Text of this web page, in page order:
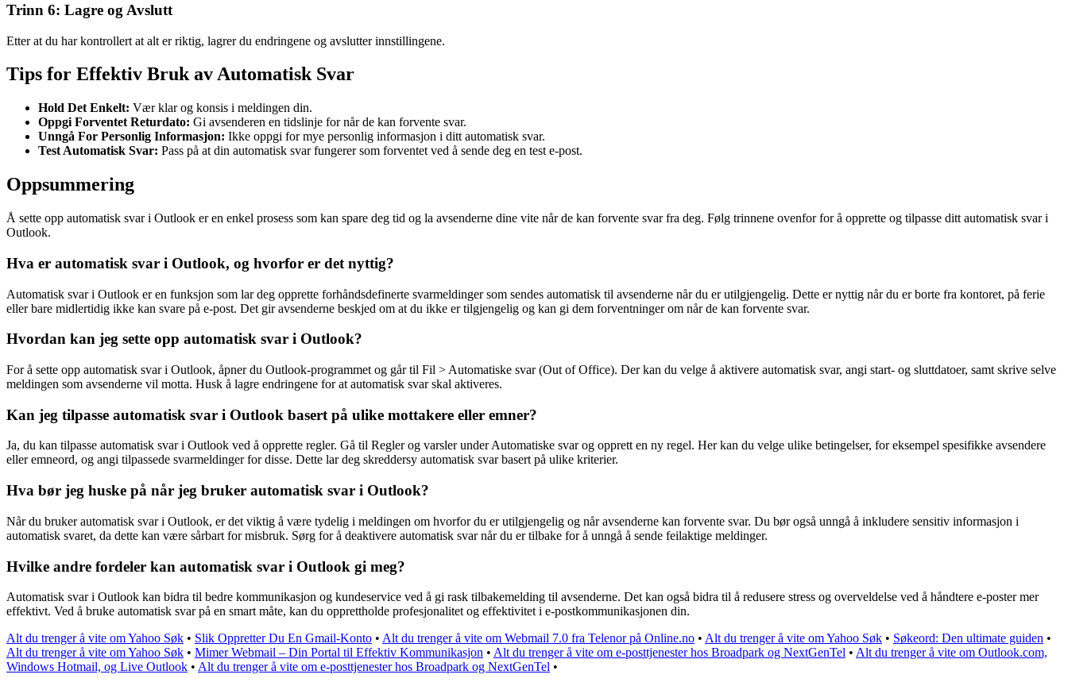
Trinn 6: Lagre og Avslutt
Etter at du har kontrollert at alt er riktig, lagrer du endringene og avslutter innstillingene.
Tips for Effektiv Bruk av Automatisk Svar
Hold Det Enkelt: Vær klar og konsis i meldingen din.
Oppgi Forventet Returdato: Gi avsenderen en tidslinje for når de kan forvente svar.
Unngå For Personlig Informasjon: Ikke oppgi for mye personlig informasjon i ditt automatisk svar.
Test Automatisk Svar: Pass på at din automatisk svar fungerer som forventet ved å sende deg en test e-post.
Oppsummering
Å sette opp automatisk svar i Outlook er en enkel prosess som kan spare deg tid og la avsenderne dine vite når de kan forvente svar fra deg. Følg trinnene ovenfor for å opprette og tilpasse ditt automatisk svar i
Outlook.
Hva er automatisk svar i Outlook, og hvorfor er det nyttig?
Automatisk svar i Outlook er en funksjon som lar deg opprette forhåndsdefinerte svarmeldinger som sendes automatisk til avsenderne når du er utilgjengelig. Dette er nyttig når du er borte fra kontoret, på ferie
eller bare midlertidig ikke kan svare på e-post. Det gir avsenderne beskjed om at du ikke er tilgjengelig og kan gi dem forventninger om når de kan forvente svar.
Hvordan kan jeg sette opp automatisk svar i Outlook?
For å sette opp automatisk svar i Outlook, åpner du Outlook-programmet og går til Fil > Automatiske svar (Out of Office). Der kan du velge å aktivere automatisk svar, angi start- og sluttdatoer, samt skrive selve
meldingen som avsenderne vil motta. Husk å lagre endringene for at automatisk svar skal aktiveres.
Kan jeg tilpasse automatisk svar i Outlook basert på ulike mottakere eller emner?
Ja, du kan tilpasse automatisk svar i Outlook ved å opprette regler. Gå til Regler og varsler under Automatiske svar og opprett en ny regel. Her kan du velge ulike betingelser, for eksempel spesifikke avsendere
eller emneord, og angi tilpassede svarmeldinger for disse. Dette lar deg skreddersy automatisk svar basert på ulike kriterier.
Hva bør jeg huske på når jeg bruker automatisk svar i Outlook?
Når du bruker automatisk svar i Outlook, er det viktig å være tydelig i meldingen om hvorfor du er utilgjengelig og når avsenderne kan forvente svar. Du bør også unngå å inkludere sensitiv informasjon i
automatisk svaret, da dette kan være sårbart for misbruk. Sørg for å deaktivere automatisk svar når du er tilbake for å unngå å sende feilaktige meldinger.
Hvilke andre fordeler kan automatisk svar i Outlook gi meg?
Automatisk svar i Outlook kan bidra til bedre kommunikasjon og kundeservice ved å gi rask tilbakemelding til avsenderne. Det kan også bidra til å redusere stress og overveldelse ved å håndtere e-poster mer
effektivt. Ved å bruke automatisk svar på en smart måte, kan du opprettholde profesjonalitet og effektivitet i e-postkommunikasjonen din.
Alt du trenger å vite om Yahoo Søk • Slik Oppretter Du En Gmail-Konto • Alt du trenger å vite om Webmail 7.0 fra Telenor på Online.no • Alt du trenger å vite om Yahoo Søk • Søkeord: Den ultimate guiden •
Alt du trenger å vite om Yahoo Søk • Mimer Webmail – Din Portal til Effektiv Kommunikasjon • Alt du trenger å vite om e-posttjenester hos Broadpark og NextGenTel • Alt du trenger å vite om Outlook.com,
Windows Hotmail, og Live Outlook • Alt du trenger å vite om e-posttjenester hos Broadpark og NextGenTel •